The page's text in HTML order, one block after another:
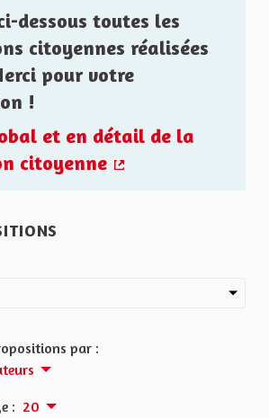
dessous toutes les
citoyennes réalisées
pour votre
!
et en détail de la
citoyenne
par :
: 20